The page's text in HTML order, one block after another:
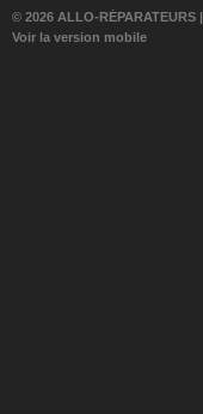
© 2026 ALLO-RÉPARATEURS |
Voir la version mobile